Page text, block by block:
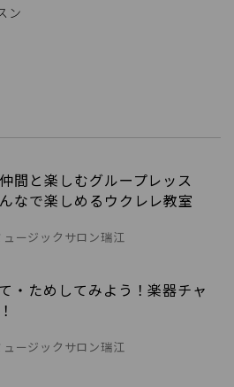
ン
仲間と楽しむグループレッス
なで楽しめるウクレレ教室
ュージックサロン瑞江
・ためしてみよう！楽器チャ
ュージックサロン瑞江